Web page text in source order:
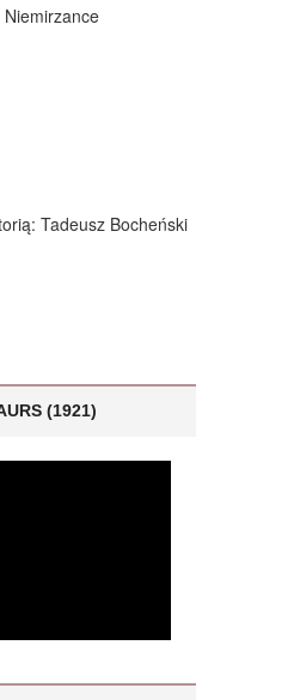
Tadeusz Bocheński
(1921)